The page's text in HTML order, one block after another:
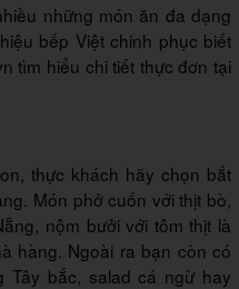
những món ăn đa dạng
bếp Việt chinh phục biết
tìm hiểu chi tiết thực đơn tại
thực khách hãy chọn bắt
Món phở cuốn với thịt bò,
nộm bưởi với tôm thịt là
hàng. Ngoài ra bạn còn có
Tây bắc, salad cá ngừ hay